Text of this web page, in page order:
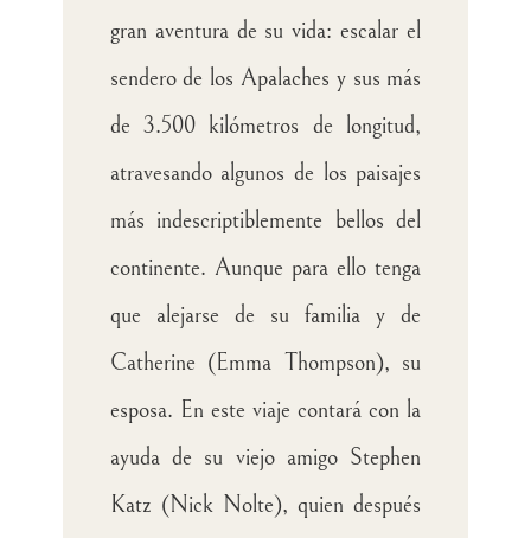
gran aventura de su vida: escalar el
sendero de los Apalaches y sus más
de 3.500 kilómetros de longitud,
atravesando algunos de los paisajes
más indescriptiblemente bellos del
continente. Aunque para ello tenga
que alejarse de su familia y de
Catherine (Emma Thompson), su
esposa. En este viaje contará con la
ayuda de su viejo amigo Stephen
Katz (Nick Nolte), quien después